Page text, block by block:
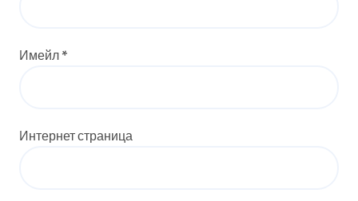
Имейл *
Интернет страница